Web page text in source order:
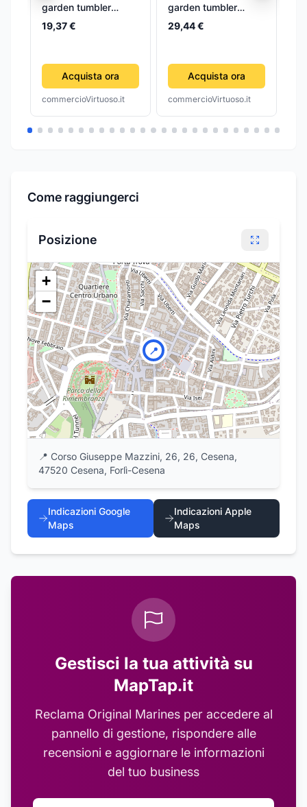
garden tumbler
cavalluccio marino
blu
19,37 €
Acquista ora
commercioVirtuoso.it
garden tumbler
cavalluccio marino
verde
29,44 €
Acquista ora
commercioVirtuoso.it
Come raggiungerci
Posizione
📍
+
−
📍 Corso Giuseppe Mazzini, 26, 26, Cesena,
47520 Cesena, Forlì-Cesena
Indicazioni Google
Maps
Indicazioni Apple
Maps
Gestisci la tua attività su
MapTap.it
Reclama Original Marinesper accedere al
pannello di gestione, rispondere alle
recensioni e aggiornare le informazioni
del tuo business